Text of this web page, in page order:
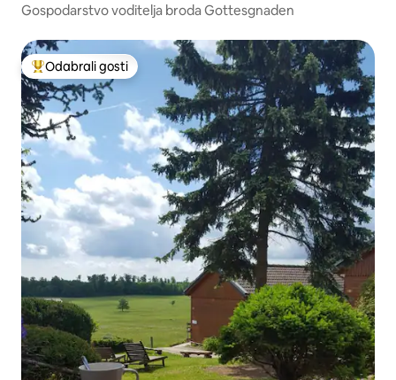
Gospodarstvo voditelja broda Gottesgnaden
Među najviše rangiranima s oznakom „Odabrali gosti”
Odabrali gosti